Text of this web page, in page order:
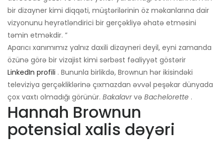
bir dizayner kimi diqqəti, müştərilərinin öz məkanlarına dair
vizyonunu heyrətləndirici bir gerçəkliyə əhatə etməsini
təmin etməkdir. ”
Aparıcı xanımımız yalnız daxili dizayneri deyil, eyni zamanda
özünə görə bir vizajist kimi sərbəst fəaliyyət göstərir
LinkedIn profili . Bununla birlikdə, Brownun hər ikisindəki
televiziya gerçəkliklərinə çıxmazdan əvvəl peşəkar dünyada
çox vaxtı olmadığı görünür. Bakalavrvə Bachelorette .
Hannah Brownun
potensial xalis dəyəri